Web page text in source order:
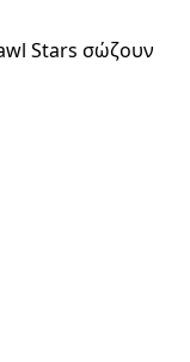
Stars σώζουν